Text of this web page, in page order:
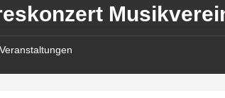
Veranstaltungen